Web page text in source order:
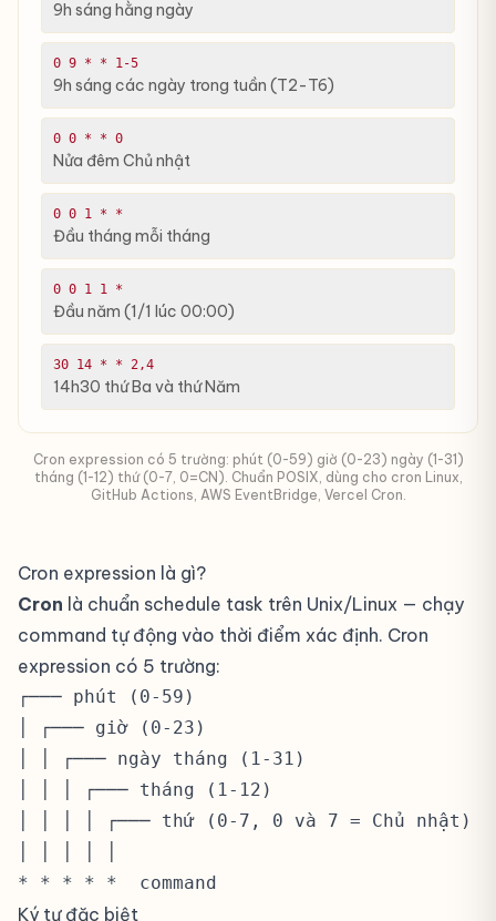
9h sáng hằng ngày
0 9 * * 1-5
9h sáng các ngày trong tuần (T2-T6)
0 0 * * 0
Nửa đêm Chủ nhật
0 0 1 * *
Đầu tháng mỗi tháng
0 0 1 1 *
Đầu năm (1/1 lúc 00:00)
30 14 * * 2,4
14h30 thứ Ba và thứ Năm
Cron expression có 5 trường: phút (0-59) giờ (0-23) ngày (1-31)
tháng (1-12) thứ (0-7, 0=CN). Chuẩn POSIX, dùng cho cron Linux,
GitHub Actions, AWS EventBridge, Vercel Cron.
Cron expression là gì?
Cron là chuẩn schedule task trên Unix/Linux — chạy
command tự động vào thời điểm xác định. Cron
expression có 5 trường:
┌─── phút (0-59)
│ ┌─── giờ (0-23)
│ │ ┌─── ngày tháng (1-31)
│ │ │ ┌─── tháng (1-12)
│ │ │ │ ┌─── thứ (0-7, 0 và 7 = Chủ nhật)
* * * * *  command
Ký tự đặc biệt